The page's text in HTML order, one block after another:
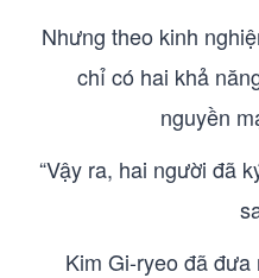
Nhưng theo kinh
chỉ có hai khả
nguyền
“Vậy ra, hai người đã
Kim Gi-ryeo đã